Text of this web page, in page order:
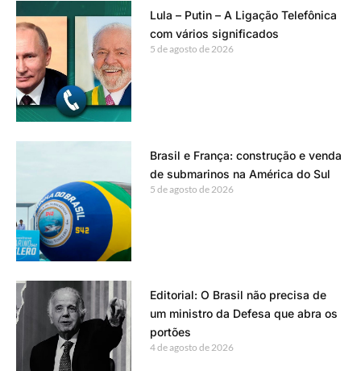
Lula – Putin – A Ligação Telefônica
com vários significados
5 de agosto de 2026
Brasil e França: construção e venda
de submarinos na América do Sul
5 de agosto de 2026
Editorial: O Brasil não precisa de
um ministro da Defesa que abra os
portões
4 de agosto de 2026